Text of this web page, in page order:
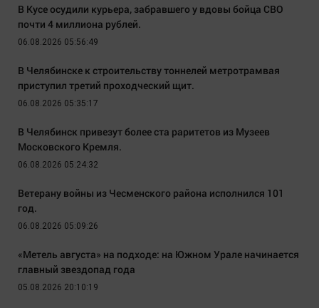
В Кусе осудили курьера, забравшего у вдовы бойца СВО
почти 4 миллиона рублей.
06.08.2026 05:56:49
В Челябинске к строительству тоннелей метротрамвая
приступил третий проходческий щит.
06.08.2026 05:35:17
В Челябинск привезут более ста раритетов из Музеев
Московского Кремля.
06.08.2026 05:24:32
Ветерану войны из Чесменского района исполнился 101
год.
06.08.2026 05:09:26
«Метель августа» на подходе: на Южном Урале начинается
главный звездопад года
05.08.2026 20:10:19